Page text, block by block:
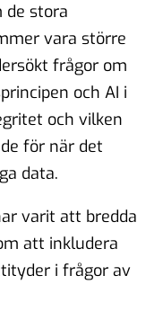
de stora
vara större
frågor om
och AI i
och vilken
för när det
data.
varit att bredda
att inkludera
i frågor av